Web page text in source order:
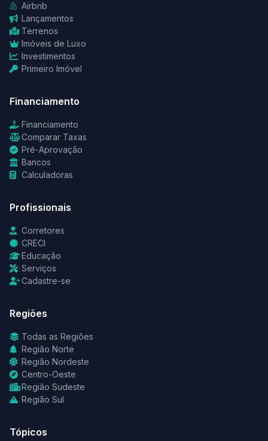
Airbnb
Lançamentos
Terrenos
Imóveis de Luxo
Investimentos
Primeiro Imóvel
Financiamento
Financiamento
Comparar Taxas
Pré-Aprovação
Bancos
Calculadoras
Profissionais
Corretores
CRECI
Educação
Serviços
Cadastre-se
Regiões
Todas as Regiões
Região Norte
Região Nordeste
Centro-Oeste
Região Sudeste
Região Sul
Tópicos